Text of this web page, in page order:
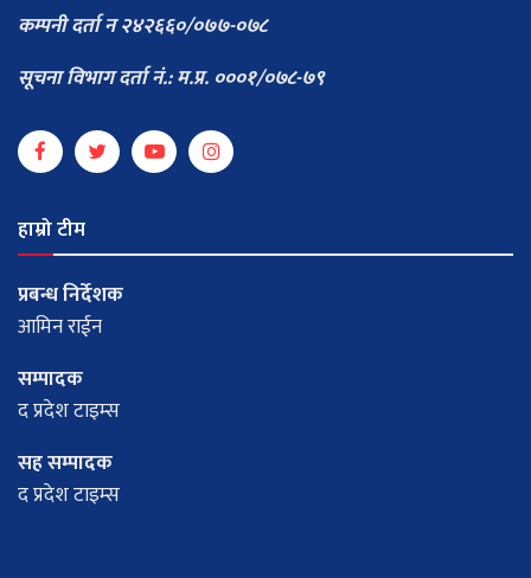
कम्पनी दर्ता न २४२६६०/०७७-०७८
सूचना विभाग दर्ता नं.: म.प्र. ०००१/०७८-७९
हाम्रो टीम
प्रबन्ध निर्देशक
आमिन राईन
सम्पादक
द प्रदेश टाइम्स
सह सम्पादक
द प्रदेश टाइम्स